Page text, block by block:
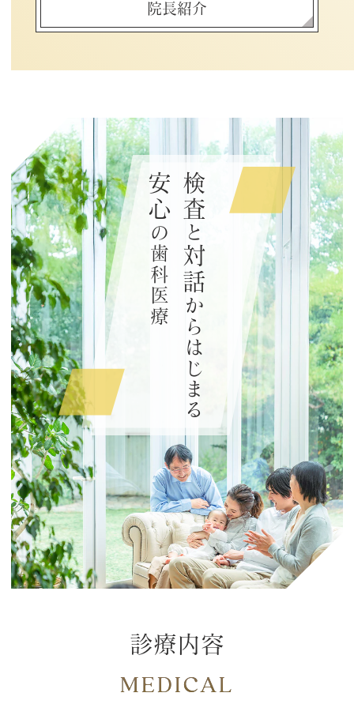
院長紹介
検査
と
対話
からはじまる
安心
の歯科医療
診療内容
MEDICAL